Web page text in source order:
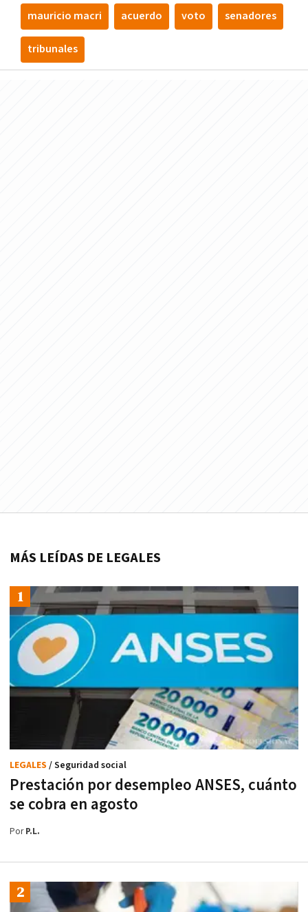
mauricio macri acuerdo voto senadores
tribunales
MÁS LEÍDAS DE LEGALES
Prestación por desempleo ANSES, cuánto
se cobra en agosto
LEGALES / Seguridad social
PorP.L.